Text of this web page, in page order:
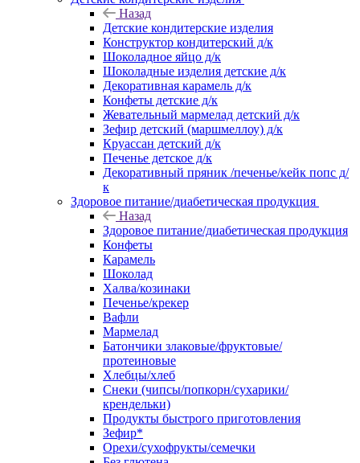
Назад
Детские кондитерские изделия
Конструктор кондитерский д/к
Шоколадное яйцо д/к
Шоколадные изделия детские д/к
Декоративная карамель д/к
Конфеты детские д/к
Жевательный мармелад детский д/к
Зефир детский (маршмеллоу) д/к
Круассан детский д/к
Печенье детское д/к
Декоративный пряник /печенье/кейк попс д/
к
Здоровое питание/диабетическая продукция
Назад
Здоровое питание/диабетическая продукция
Конфеты
Карамель
Шоколад
Халва/козинаки
Печенье/крекер
Вафли
Мармелад
Батончики злаковые/фруктовые/
протеиновые
Хлебцы/хлеб
Снеки (чипсы/попкорн/сухарики/
крендельки)
Продукты быстрого приготовления
Зефир*
Орехи/сухофрукты/семечки